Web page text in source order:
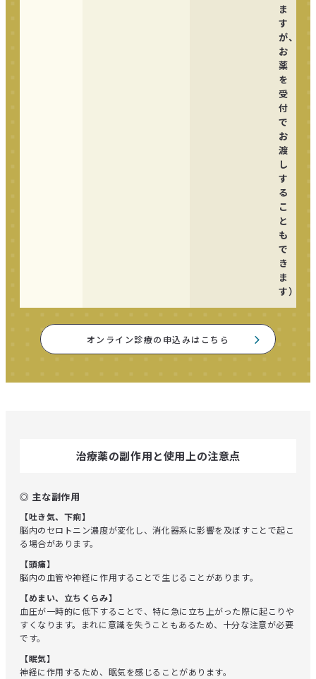
ま
す
が、
お
薬
を
受
付
で
お
渡
し
す
る
こ
と
も
で
き
ま
す）
オンライン診療の申込みはこちら
治療薬の副作用と使用上の注意点
◎ 主な副作用
【吐き気、下痢】
脳内のセロトニン濃度が変化し、消化器系に影響を及ぼすことで起こ
る場合があります。
【頭痛】
脳内の血管や神経に作用することで生じることがあります。
【めまい、立ちくらみ】
血圧が一時的に低下することで、特に急に立ち上がった際に起こりや
すくなります。まれに意識を失うこともあるため、十分な注意が必要
です。
【眠気】
神経に作用するため、眠気を感じることがあります。